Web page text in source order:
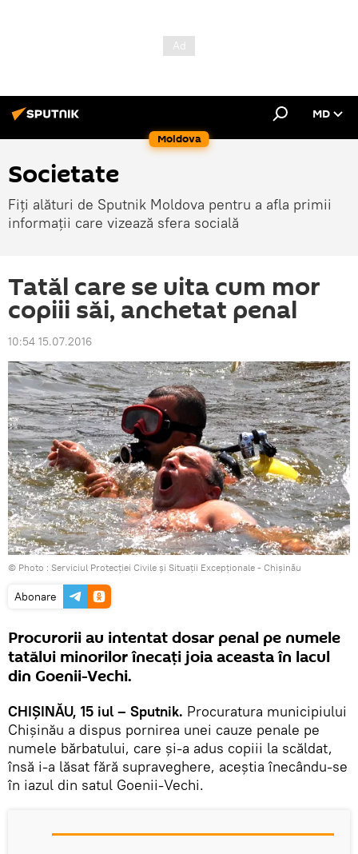
Moldova
MD
Societate
Fiți alături de Sputnik Moldova pentru a afla primii
informații care vizează sfera socială
Tatăl care se uita cum mor
copiii săi, anchetat penal
10:54 15.07.2016
© Photo : Serviciul Protecţiei Civile şi Situaţii Excepţionale - Chișinău
Abonare
Procurorii au intentat dosar penal pe numele
tatălui minorilor înecaţi joia aceasta în lacul
din Goenii-Vechi.
CHIŞINĂU, 15 iul – Sputnik. Procuratura municipiului
Chişinău a dispus pornirea unei cauze penale pe
numele bărbatului, care şi-a adus copiii la scăldat,
însă i-a lăsat fără supraveghere, aceştia înecându-se
în iazul din satul Goenii-Vechi.